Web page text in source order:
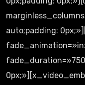
auto;padding: